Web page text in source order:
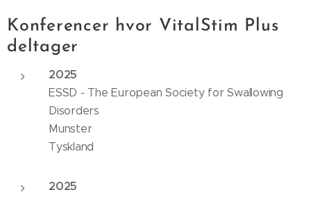
Konferencer hvor VitalStim Plus
deltager
2025
ESSD - The European Society for Swallowing
Disorders
Munster
Tyskland
2025